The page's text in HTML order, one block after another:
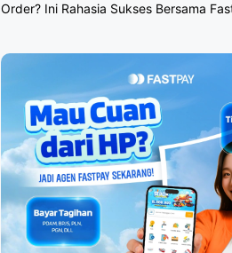
Order? Ini Rahasia Sukses Bersama